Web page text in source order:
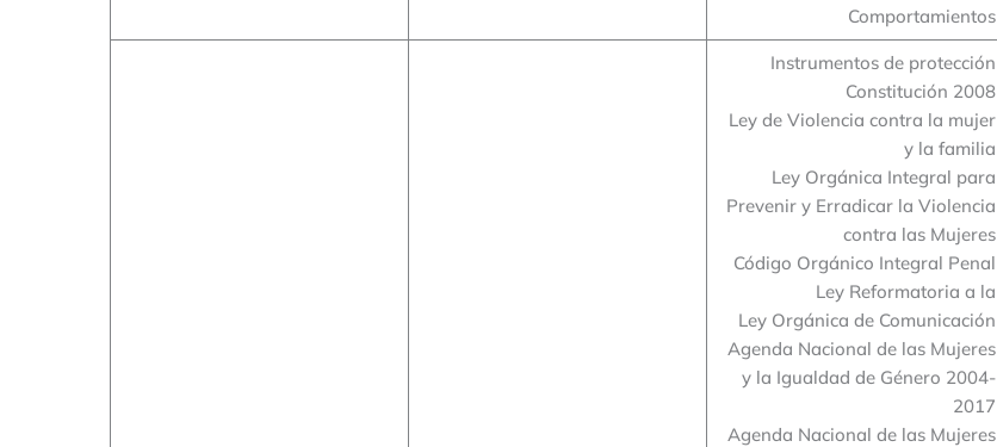
Comportamientos
Instrumentos de protección
Constitución 2008
Ley de Violencia contra la mujer
y la familia
Ley Orgánica Integral para
Prevenir y Erradicar la Violencia
contra las Mujeres
Código Orgánico Integral Penal
Ley Reformatoria a la
Ley Orgánica de Comunicación
Agenda Nacional de las Mujeres
y la Igualdad de Género 2004-
2017
Agenda Nacional de las Mujeres